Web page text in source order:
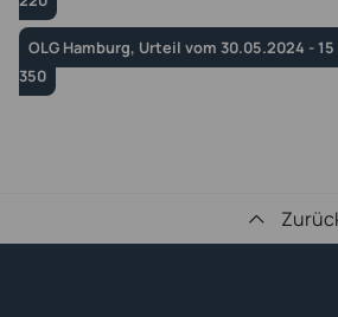
OLG Hamburg, Urteil vom 30.05.2024 -
350